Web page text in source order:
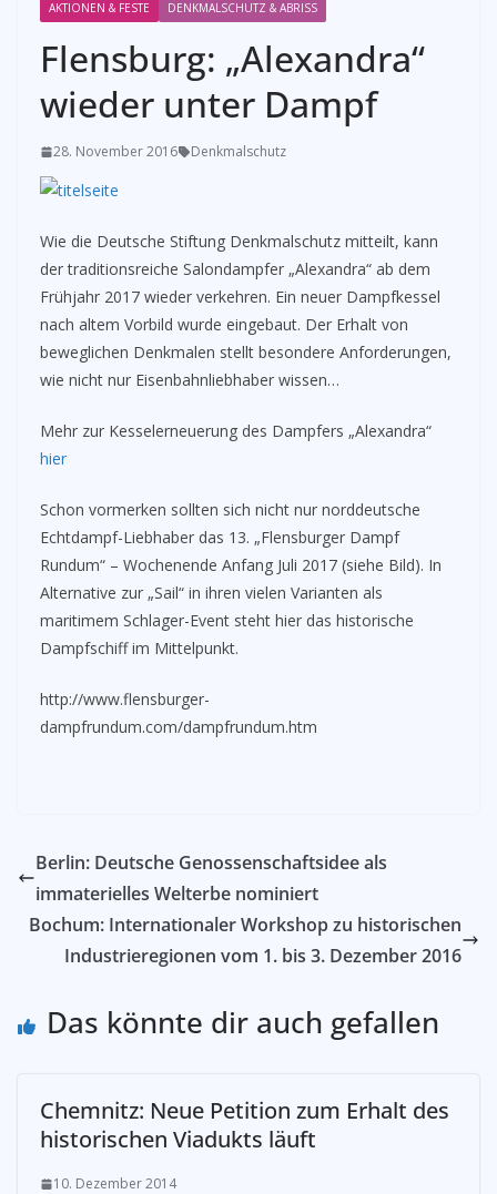
AKTIONEN & FESTE DENKMALSCHUTZ & ABRISS
Flensburg: „Alexandra“
wieder unter Dampf
28. November 2016 Denkmalschutz
Wie die Deutsche Stiftung Denkmalschutz mitteilt, kann
der traditionsreiche Salondampfer „Alexandra“ ab dem
Frühjahr 2017 wieder verkehren. Ein neuer Dampfkessel
nach altem Vorbild wurde eingebaut. Der Erhalt von
beweglichen Denkmalen stellt besondere Anforderungen,
wie nicht nur Eisenbahnliebhaber wissen…
Mehr zur Kesselerneuerung des Dampfers „Alexandra“
hier
Schon vormerken sollten sich nicht nur norddeutsche
Echtdampf-Liebhaber das 13. „Flensburger Dampf
Rundum“ – Wochenende Anfang Juli 2017 (siehe Bild). In
Alternative zur „Sail“ in ihren vielen Varianten als
maritimem Schlager-Event steht hier das historische
Dampfschiff im Mittelpunkt.
http://www.flensburger-
dampfrundum.com/dampfrundum.htm
Berlin: Deutsche Genossenschaftsidee als
immaterielles Welterbe nominiert
Bochum: Internationaler Workshop zu historischen
Industrieregionen vom 1. bis 3. Dezember 2016
Das könnte dir auch gefallen
Chemnitz: Neue Petition zum Erhalt des
historischen Viadukts läuft
10. Dezember 2014